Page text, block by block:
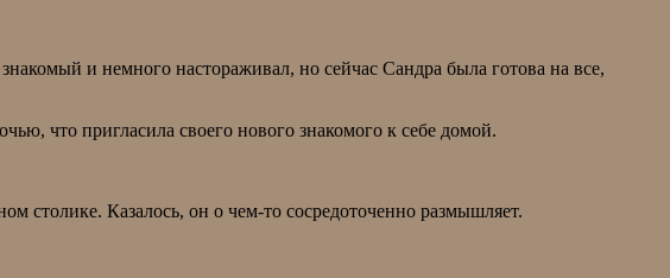
и немного настораживал, но сейчас Сандра была готова на все,
что пригласила своего нового знакомого к себе домой.
столике. Казалось, он о чем-то сосредоточенно размышляет.